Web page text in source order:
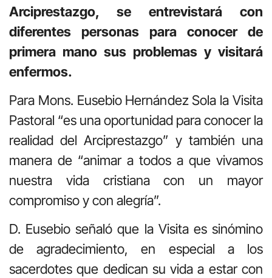
Arciprestazgo, se entrevistará con
diferentes personas para conocer de
primera mano sus problemas y visitará
enfermos.
Para Mons. Eusebio Hernández Sola la Visita
Pastoral “es una oportunidad para conocer la
realidad del Arciprestazgo” y también una
manera de “animar a todos a que vivamos
nuestra vida cristiana con un mayor
compromiso y con alegría”.
D. Eusebio señaló que la Visita es sinómino
de agradecimiento, en especial a los
sacerdotes que dedican su vida a estar con